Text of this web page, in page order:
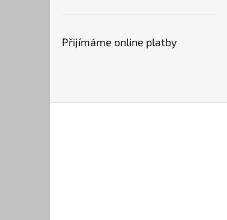
Přijímáme online platby